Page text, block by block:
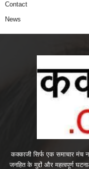
Contact
News
कक्काजी सिर्फ एक समाचार मंच
जनहित के मुद्दों और महत्वपूर्ण